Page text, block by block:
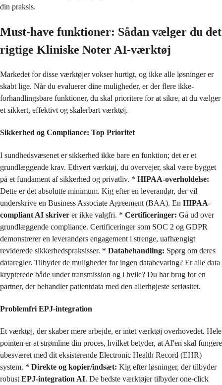
din praksis.
Must-have funktioner: Sådan vælger du det
rigtige Kliniske Noter AI-værktøj
Markedet for disse værktøjer vokser hurtigt, og ikke alle løsninger er
skabt lige. Når du evaluerer dine muligheder, er der flere ikke-
forhandlingsbare funktioner, du skal prioritere for at sikre, at du vælger
et sikkert, effektivt og skalerbart værktøj.
Sikkerhed og Compliance: Top Prioritet
I sundhedsvæsenet er sikkerhed ikke bare en funktion; det er et
grundlæggende krav. Ethvert værktøj, du overvejer, skal være bygget
på et fundament af sikkerhed og privatliv. * HIPAA-overholdelse:
Dette er det absolutte minimum. Kig efter en leverandør, der vil
underskrive en Business Associate Agreement (BAA). En HIPAA-
compliant AI skriver er ikke valgfri. * Certificeringer: Gå ud over
grundlæggende compliance. Certificeringer som SOC 2 og GDPR
demonstrerer en leverandørs engagement i strenge, uafhængigt
reviderede sikkerhedspraksisser. * Databehandling: Spørg om deres
dataregler. Tilbyder de muligheder for ingen databevaring? Er alle data
krypterede både under transmission og i hvile? Du har brug for en
partner, der behandler patientdata med den allerhøjeste seriøsitet.
Problemfri EPJ-integration
Et værktøj, der skaber mere arbejde, er intet værktøj overhovedet. Hele
pointen er at strømline din proces, hvilket betyder, at AI'en skal fungere
ubesværet med dit eksisterende Electronic Health Record (EHR)
system. * Direkte og kopier/indsæt: Kig efter løsninger, der tilbyder
robust EPJ-integration AI. De bedste værktøjer tilbyder one-click